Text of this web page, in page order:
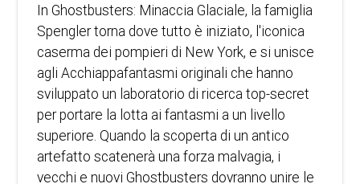
In Ghostbusters: Minaccia Glaciale, la famiglia
Spengler torna dove tutto è iniziato, l'iconica
caserma dei pompieri di New York, e si unisce
agli Acchiappafantasmi originali che hanno
sviluppato un laboratorio di ricerca top-secret
per portare la lotta ai fantasmi a un livello
superiore. Quando la scoperta di un antico
artefatto scatenerà una forza malvagia, i
vecchi e nuovi Ghostbusters dovranno unire le